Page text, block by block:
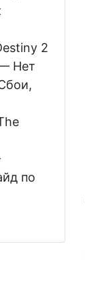
2
Нет
по